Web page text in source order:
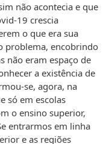
não acontecia e que
19 crescia
o que era sua
problema, encobrindo
não eram espaço de
a existência de
se, agora, na
só em escolas
o ensino superior,
entrarmos em linha
e as regiões